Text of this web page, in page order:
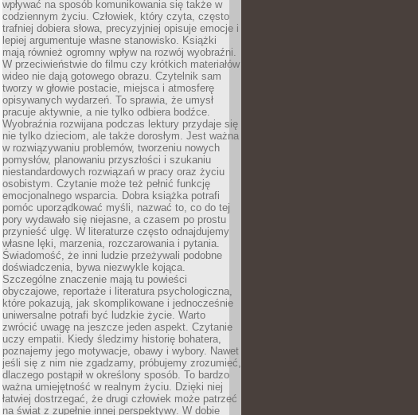
wpływać na sposób komunikowania się także w
codziennym życiu. Człowiek, który czyta, często
trafniej dobiera słowa, precyzyjniej opisuje emocje i
lepiej argumentuje własne stanowisko. Książki
mają również ogromny wpływ na rozwój wyobraźni.
W przeciwieństwie do filmu czy krótkich materiałów
wideo nie dają gotowego obrazu. Czytelnik sam
tworzy w głowie postacie, miejsca i atmosferę
opisywanych wydarzeń. To sprawia, że umysł
pracuje aktywnie, a nie tylko odbiera bodźce.
Wyobraźnia rozwijana podczas lektury przydaje się
nie tylko dzieciom, ale także dorosłym. Jest ważna
w rozwiązywaniu problemów, tworzeniu nowych
pomysłów, planowaniu przyszłości i szukaniu
niestandardowych rozwiązań w pracy oraz życiu
osobistym. Czytanie może też pełnić funkcję
emocjonalnego wsparcia. Dobra książka potrafi
pomóc uporządkować myśli, nazwać to, co do tej
pory wydawało się niejasne, a czasem po prostu
przynieść ulgę. W literaturze często odnajdujemy
własne lęki, marzenia, rozczarowania i pytania.
Świadomość, że inni ludzie przeżywali podobne
doświadczenia, bywa niezwykle kojąca.
Szczególne znaczenie mają tu powieści
obyczajowe, reportaże i literatura psychologiczna,
które pokazują, jak skomplikowane i jednocześnie
uniwersalne potrafi być ludzkie życie. Warto
zwrócić uwagę na jeszcze jeden aspekt. Czytanie
uczy empatii. Kiedy śledzimy historię bohatera,
poznajemy jego motywacje, obawy i wybory. Nawet
jeśli się z nim nie zgadzamy, próbujemy zrozumieć,
dlaczego postąpił w określony sposób. To bardzo
ważna umiejętność w realnym życiu. Dzięki niej
łatwiej dostrzegać, że drugi człowiek może patrzeć
na świat z zupełnie innej perspektywy. W dobie